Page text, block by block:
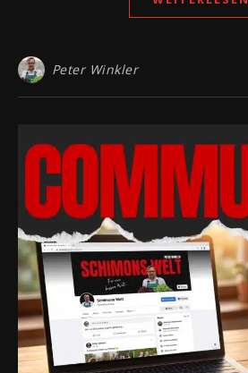
Peter Winkler